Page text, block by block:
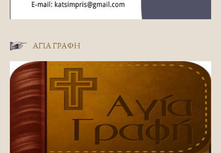
ΑΓΊΑ ΓΡΑΦΉ